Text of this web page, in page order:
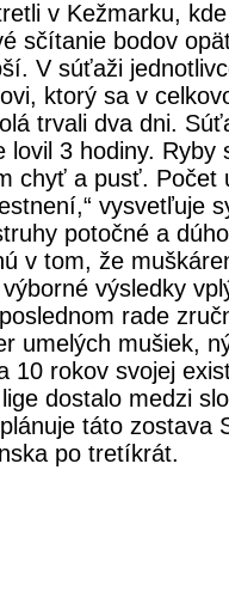
v Kežmarku,
sčítanie bodov
V súťaži
ktorý sa v
trvali dva dni.
lovil 3 hodiny.
chyť a pusť. Počet
vysvetľuje
potočné a
v tom, že
výsledky
rade
umelých mušiek,
10 rokov svojej
dostalo medzi
táto zostava
po tretíkrát.